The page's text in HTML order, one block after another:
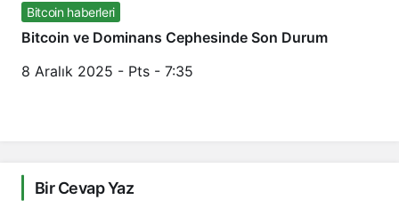
Bitcoin haberleri
Bitcoin ve Dominans Cephesinde Son Durum
8 Aralık 2025 - Pts - 7:35
Bir Cevap Yaz